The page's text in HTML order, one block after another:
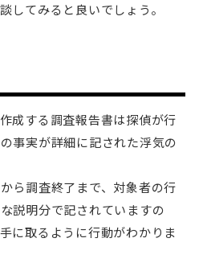
してみると良いでしょう。
成する調査報告書は探偵が行
事実が詳細に記された浮気の
ら調査終了まで、対象者の行
説明分で記されていますの
に取るように行動がわかりま